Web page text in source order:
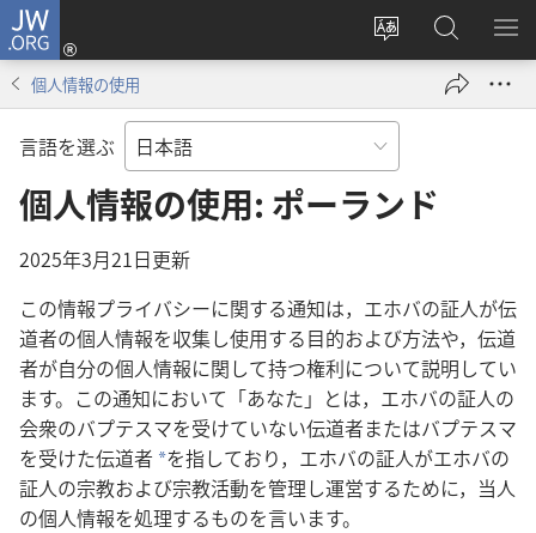
JW.ORG
サ
ト
の
言
語
を
る
ロ
グ
ン
し
い
タ
開
く）
JW.ORG
の
検
メ
を
個人情報の使用
言語を選ぶ
個人情報の使用: ポーランド
2025年3月21日更新
この情報プライバシーに関する通知は，エホバの証人が伝
道者の個人情報を収集し使用する目的および方法や，伝道
者が自分の個人情報に関して持つ権利について説明してい
ます。この通知において「あなた」とは，エホバの証人の
会衆のバプテスマを受けていない伝道者またはバプテスマ
を受けた伝道者 aを指しており，エホバの証人がエホバの
証人の宗教および宗教活動を管理し運営するために，当人
の個人情報を処理するものを言います。